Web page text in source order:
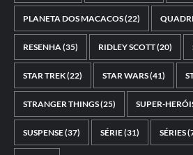
PLANETA DOS MACACOS(22)
RESENHA(35) RIDLEY SCOTT(20)
STAR TREK(22) STAR WARS(41)
STRANGER THINGS(25) SUPER-
SUSPENSE(37) SÉRIE(31) SÉRIES